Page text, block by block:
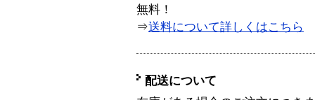
無料！
⇒送料について詳しくはこちら
配送について